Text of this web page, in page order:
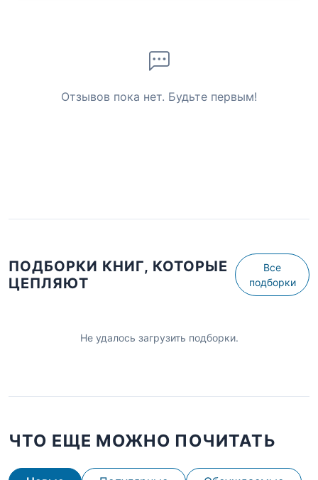
Отзывов пока нет. Будьте первым!
ПОДБОРКИ КНИГ, КОТОРЫЕ
ЦЕПЛЯЮТ
Все
подборки
Не удалось загрузить подборки.
ЧТО ЕЩЕ МОЖНО ПОЧИТАТЬ